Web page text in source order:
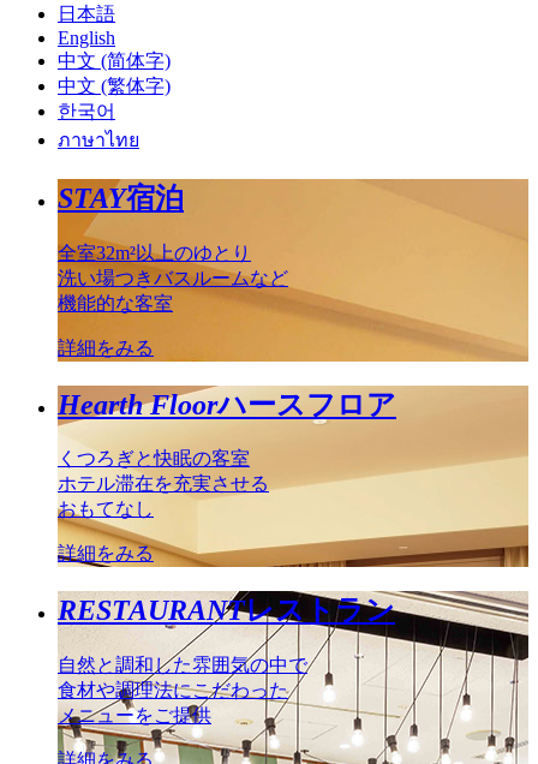
日本語
English
中文 (简体字)
中文 (繁体字)
한국어
ภาษาไทย
STAY宿泊
全室32m²以上のゆとり
洗い場つきバスルームなど
機能的な客室
詳細をみる
Hearth Floorハースフロア
くつろぎと快眠の客室
ホテル滞在を充実させる
おもてなし
詳細をみる
RESTAURANTレストラン
自然と調和した雰囲気の中で
食材や調理法にこだわった
メニューをご提供